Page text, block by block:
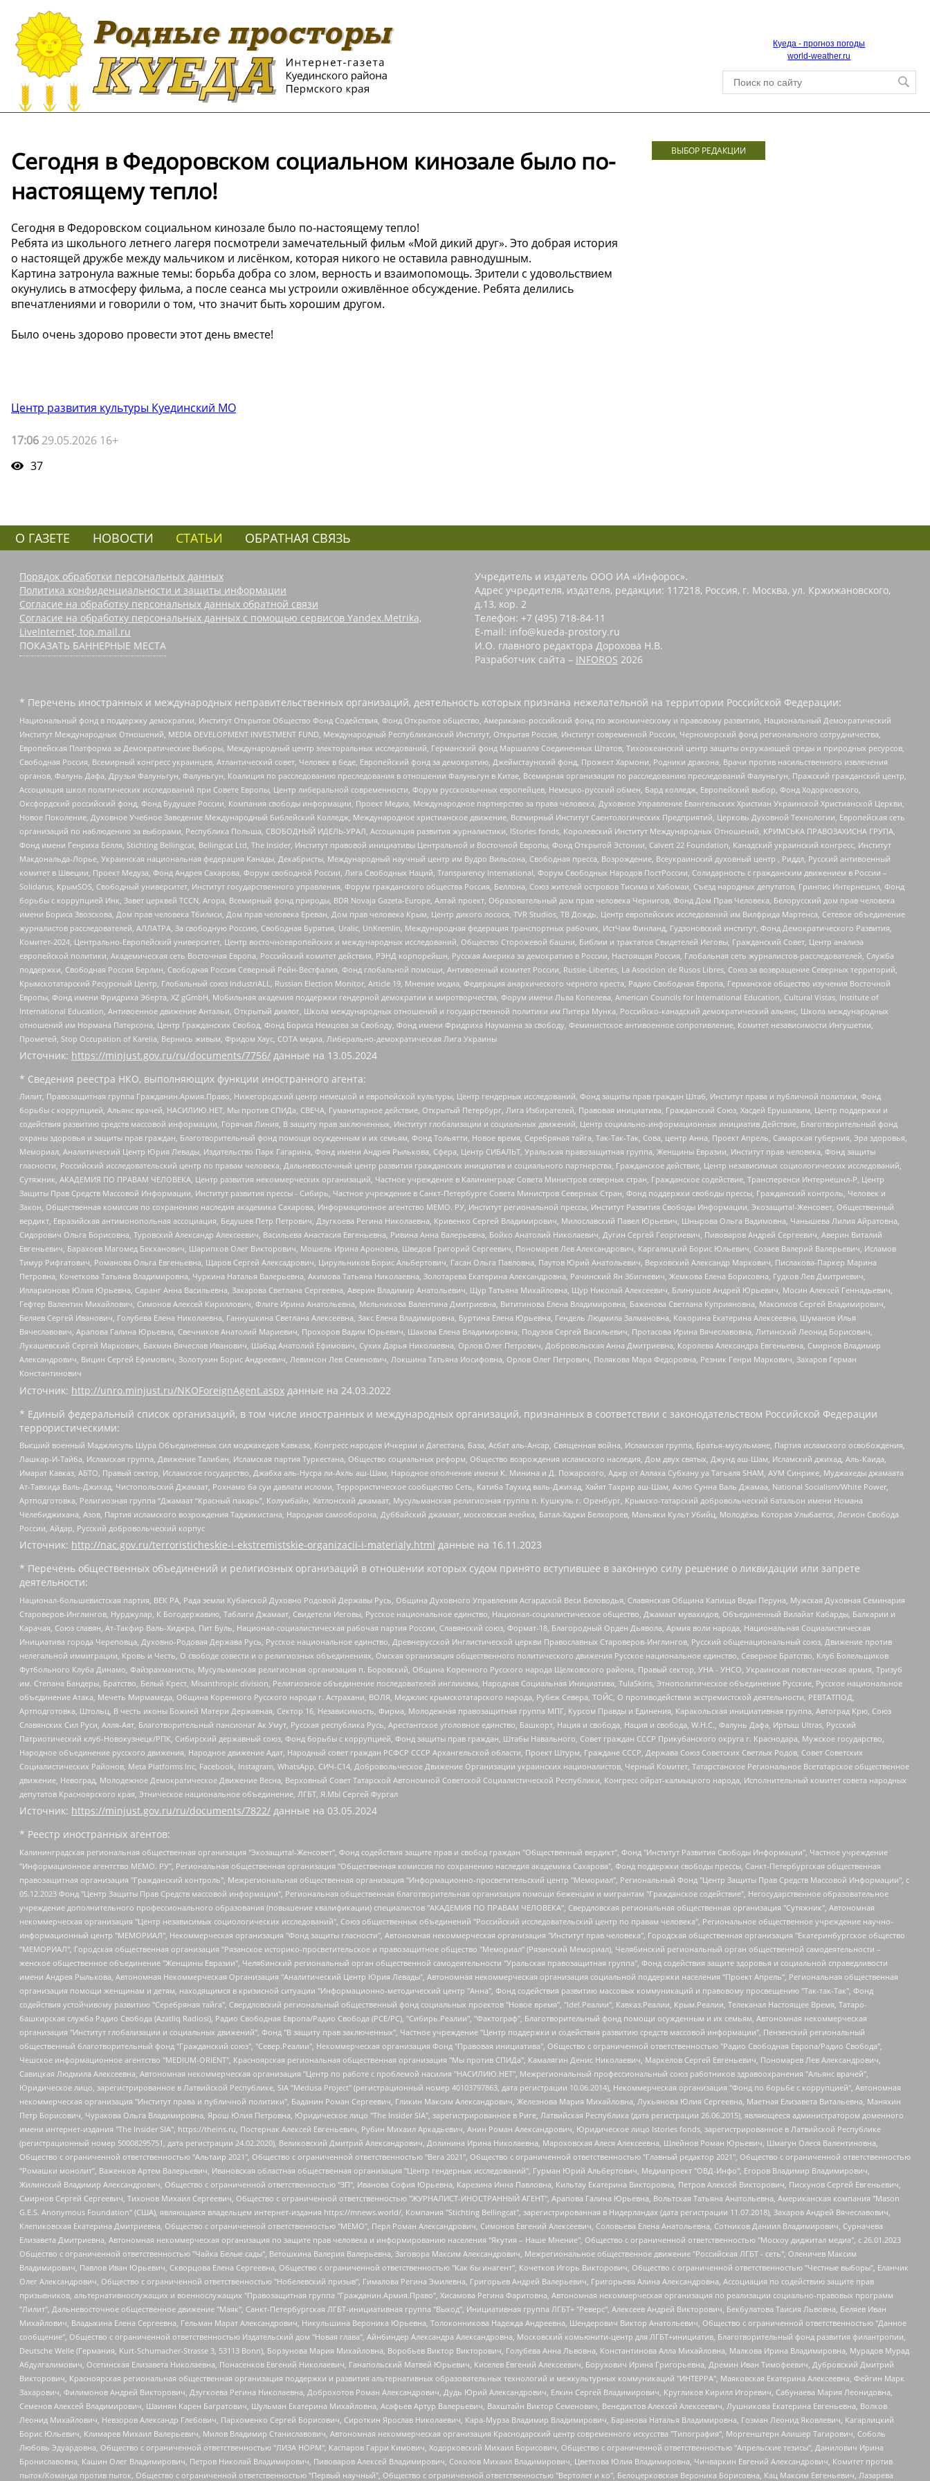
Куеда - прогноз погоды
world-weather.ru
Сегодня в Федоровском социальном кинозале было по-
настоящему тепло!
Сегодня в Федоровском социальном кинозале было по-настоящему тепло!
Ребята из школьного летнего лагеря посмотрели замечательный фильм «Мой дикий друг». Это добрая история
о настоящей дружбе между мальчиком и лисёнком, которая никого не оставила равнодушным.
Картина затронула важные темы: борьба добра со злом, верность и взаимопомощь. Зрители с удовольствием
окунулись в атмосферу фильма, а после сеанса мы устроили оживлённое обсуждение. Ребята делились
впечатлениями и говорили о том, что значит быть хорошим другом.
Было очень здорово провести этот день вместе!
Центр развития культуры Куединский МО
17:06 29.05.2026 16+
37
ВЫБОР РЕДАКЦИИ
О ГАЗЕТЕ НОВОСТИ СТАТЬИ ОБРАТНАЯ СВЯЗЬ
Порядок обработки персональных данных
Политика конфиденциальности и защиты информации
Согласие на обработку персональных данных обратной связи
Согласие на обработку персональных данных с помощью сервисов Yandex.Metrika,
LiveInternet, top.mail.ru
ПОКАЗАТЬ БАННЕРНЫЕ МЕСТА
Учредитель и издатель ООО ИА «Инфорос».
Адрес учредителя, издателя, редакции: 117218, Россия, г. Москва, ул. Кржижановского,
д.13, кор. 2
Телефон: +7 (495) 718-84-11
E-mail: info@kueda-prostory.ru
И.О. главного редактора Дорохова Н.В.
Разработчик сайта – INFOROS 2026
* Перечень иностранных и международных неправительственных организаций, деятельность которых признана нежелательной на территории Российской Федерации:
Национальный фонд в поддержку демократии, Институт Открытое Общество Фонд Содействия, Фонд Открытое общество, Американо-российский фонд по экономическому и правовому развитию, Национальный Демократический
Институт Международных Отношений, MEDIA DEVELOPMENT INVESTMENT FUND, Международный Республиканский Институт, Открытая Россия, Институт современной России, Черноморский фонд регионального сотрудничества,
Европейская Платформа за Демократические Выборы, Международный центр электоральных исследований, Германский фонд Маршалла Соединенных Штатов, Тихоокеанский центр защиты окружающей среды и природных ресурсов,
Свободная Россия, Всемирный конгресс украинцев, Атлантический совет, Человек в беде, Европейский фонд за демократию, Джеймстаунский фонд, Прожект Хармони, Родники дракона, Врачи против насильственного извлечения
органов, Фалунь Дафа, Друзья Фалуньгун, Фалуньгун, Коалиция по расследованию преследования в отношении Фалуньгун в Китае, Всемирная организация по расследованию преследований Фалуньгун, Пражский гражданский центр,
Ассоциация школ политических исследований при Совете Европы, Центр либеральной современности, Форум русскоязычных европейцев, Немецко-русский обмен, Бард колледж, Европейский выбор, Фонд Ходорковского,
Оксфордский российский фонд, Фонд Будущее России, Компания свободы информации, Проект Медиа, Международное партнерство за права человека, Духовное Управление Евангельских Христиан Украинской Христианской Церкви,
Новое Поколение, Духовное Учебное Заведение Международный Библейский Колледж, Международное христианское движение, Всемирный Институт Саентологических Предприятий, Церковь Духовной Технологии, Европейская сеть
организаций по наблюдению за выборами, Республика Польша, СВОБОДНЫЙ ИДЕЛЬ-УРАЛ, Ассоциация развития журналистики, IStories fonds, Королевский Институт Международных Отношений, КРИМСЬКА ПРАВОЗАХИСНА ГРУПА,
Фонд имени Генриха Бёлля, Stichting Bellingcat, Bellingcat Ltd, The Insider, Институт правовой инициативы Центральной и Восточной Европы, Фонд Открытой Эстонии, Calvert 22 Foundation, Канадский украинский конгресс, Институт
Макдональда-Лорье, Украинская национальная федерация Канады, Декабристы, Международный научный центр им Вудро Вильсона, Свободная пресса, Возрождение, Всеукраинский духовный центр , Риддл, Русский антивоенный
комитет в Швеции, Проект Медуза, Фонд Андрея Сахарова, Форум свободной России, Лига Свободных Наций, Transparеncy International, Форум Свободных Народов ПостРоссии, Солидарность с гражданским движением в России –
Solidarus, КрымSOS, Свободный университет, Институт государственного управления, Форум гражданского общества Россия, Беллона, Союз жителей островов Тисима и Хабомаи, Съезд народных депутатов, Гринпис Интернешнл, Фонд
борьбы с коррупцией Инк, Завет церквей TCCN, Агора, Всемирный фонд природы, BDR Novaja Gazeta-Europe, Алтай проект, Образовательный дом прав человека Чернигов, Фонд Дом Прав Человека, Белорусский дом прав человека
имени Бориса Звозскова, Дом прав человека Тбилиси, Дом прав человека Ереван, Дом прав человека Крым, Центр дикого лосося, TVR Studios, ТВ Дождь, Центр европейских исследований им Вилфрида Мартенса, Сетевое объединение
журналистов расследователей, АЛЛАТРА, За свободную Россию, Свободная Бурятия, Uralic, UnKremlin, Международная федерация транспортных рабочих, ИстЧам Финланд, Гудзоновский институт, Фонд Демократического Развития,
Комитет-2024, Центрально-Европейский университет, Центр восточноевропейских и международных исследований, Общество Сторожевой башни, Библии и трактатов Свидетелей Иеговы, Гражданский Совет, Центр анализа
европейской политики, Академическая сеть Восточная Европа, Российский комитет действия, РЭНД корпорейшн, Русская Америка за демократию в России, Настоящая Россия, Глобальная сеть журналистов-расследователей, Служба
поддержки, Свободная Россия Берлин, Свободная Россия Северный Рейн-Вестфалия, Фонд глобальной помощи, Антивоенный комитет России, Russie-Libertes, La Asocicion de Rusos Libres, Союз за возвращение Северных территорий,
Крымскотатарский Ресурсный Центр, Глобальный союз IndustriALL, Russian Election Monitor, Article 19, Мнение медиа, Федерация анархического черного креста, Радио Свободная Европа, Германское общество изучения Восточной
Европы, Фонд имени Фридриха Эберта, XZ gGmbH, Мобильная академия поддержки гендерной демократии и миротворчества, Форум имени Льва Копелева, American Councils for International Education, Cultural Vistas, Institute of
International Education, Антивоенное движение Антальи, Открытый диалог, Школа международных отношений и государственной политики им Питера Мунка, Российско-канадский демократический альянс, Школа международных
отношений им Нормана Патерсона, Центр Гражданских Свобод, Фонд Бориса Немцова за Свободу, Фонд имени Фридриха Науманна за свободу, Феминистское антивоенное сопротивление, Комитет независимости Ингушетии,
Прометей, Stop Occupation of Karelia, Вернись живым, Фридом Хаус, СОТА медиа, Либерально-демократическая Лига Украины
Источник: https://minjust.gov.ru/ru/documents/7756/ данные на 13.05.2024
* Сведения реестра НКО, выполняющих функции иностранного агента:
Лилит, Правозащитная группа Гражданин.Армия.Право, Нижегородский центр немецкой и европейской культуры, Центр гендерных исследований, Фонд защиты прав граждан Штаб, Институт права и публичной политики, Фонд
борьбы с коррупцией, Альянс врачей, НАСИЛИЮ.НЕТ, Мы против СПИДа, СВЕЧА, Гуманитарное действие, Открытый Петербург, Лига Избирателей, Правовая инициатива, Гражданский Союз, Хасдей Ерушалаим, Центр поддержки и
содействия развитию средств массовой информации, Горячая Линия, В защиту прав заключенных, Институт глобализации и социальных движений, Центр социально-информационных инициатив Действие, Благотворительный фонд
охраны здоровья и защиты прав граждан, Благотворительный фонд помощи осужденным и их семьям, Фонд Тольятти, Новое время, Серебряная тайга, Так-Так-Так, Сова, центр Анна, Проект Апрель, Самарская губерния, Эра здоровья,
Мемориал, Аналитический Центр Юрия Левады, Издательство Парк Гагарина, Фонд имени Андрея Рылькова, Сфера, Центр СИБАЛЬТ, Уральская правозащитная группа, Женщины Евразии, Институт прав человека, Фонд защиты
гласности, Российский исследовательский центр по правам человека, Дальневосточный центр развития гражданских инициатив и социального партнерства, Гражданское действие, Центр независимых социологических исследований,
Сутяжник, АКАДЕМИЯ ПО ПРАВАМ ЧЕЛОВЕКА, Центр развития некоммерческих организаций, Частное учреждение в Калининграде Совета Министров северных стран, Гражданское содействие, Трансперенси Интернешнл-Р, Центр
Защиты Прав Средств Массовой Информации, Институт развития прессы - Сибирь, Частное учреждение в Санкт-Петербурге Совета Министров Северных Стран, Фонд поддержки свободы прессы, Гражданский контроль, Человек и
Закон, Общественная комиссия по сохранению наследия академика Сахарова, Информационное агентство МЕМО. РУ, Институт региональной прессы, Институт Развития Свободы Информации, Экозащита!-Женсовет, Общественный
вердикт, Евразийская антимонопольная ассоциация, Бедушев Петр Петрович, Дзугкоева Регина Николаевна, Кривенко Сергей Владимирович, Милославский Павел Юрьевич, Шнырова Ольга Вадимовна, Чанышева Лилия Айратовна,
Сидорович Ольга Борисовна, Туровский Александр Алексеевич, Васильева Анастасия Евгеньевна, Ривина Анна Валерьевна, Бойко Анатолий Николаевич, Дугин Сергей Георгиевич, Пивоваров Андрей Сергеевич, Аверин Виталий
Евгеньевич, Барахоев Магомед Бекханович, Шарипков Олег Викторович, Мошель Ирина Ароновна, Шведов Григорий Сергеевич, Пономарев Лев Александрович, Каргалицкий Борис Юльевич, Созаев Валерий Валерьевич, Исламов
Тимур Рифгатович, Романова Ольга Евгеньевна, Щаров Сергей Алексадрович, Цирульников Борис Альбертович, Гасан Ольга Павловна, Паутов Юрий Анатольевич, Верховский Александр Маркович, Пислакова-Паркер Марина
Петровна, Кочеткова Татьяна Владимировна, Чуркина Наталья Валерьевна, Акимова Татьяна Николаевна, Золотарева Екатерина Александровна, Рачинский Ян Збигневич, Жемкова Елена Борисовна, Гудков Лев Дмитриевич,
Илларионова Юлия Юрьевна, Саранг Анна Васильевна, Захарова Светлана Сергеевна, Аверин Владимир Анатольевич, Щур Татьяна Михайловна, Щур Николай Алексеевич, Блинушов Андрей Юрьевич, Мосин Алексей Геннадьевич,
Гефтер Валентин Михайлович, Симонов Алексей Кириллович, Флиге Ирина Анатольевна, Мельникова Валентина Дмитриевна, Вититинова Елена Владимировна, Баженова Светлана Куприяновна, Максимов Сергей Владимирович,
Беляев Сергей Иванович, Голубева Елена Николаевна, Ганнушкина Светлана Алексеевна, Закс Елена Владимировна, Буртина Елена Юрьевна, Гендель Людмила Залмановна, Кокорина Екатерина Алексеевна, Шуманов Илья
Вячеславович, Арапова Галина Юрьевна, Свечников Анатолий Мариевич, Прохоров Вадим Юрьевич, Шахова Елена Владимировна, Подузов Сергей Васильевич, Протасова Ирина Вячеславовна, Литинский Леонид Борисович,
Лукашевский Сергей Маркович, Бахмин Вячеслав Иванович, Шабад Анатолий Ефимович, Сухих Дарья Николаевна, Орлов Олег Петрович, Добровольская Анна Дмитриевна, Королева Александра Евгеньевна, Смирнов Владимир
Александрович, Вицин Сергей Ефимович, Золотухин Борис Андреевич, Левинсон Лев Семенович, Локшина Татьяна Иосифовна, Орлов Олег Петрович, Полякова Мара Федоровна, Резник Генри Маркович, Захаров Герман
Константинович
Источник: http://unro.minjust.ru/NKOForeignAgent.aspx данные на 24.03.2022
* Единый федеральный список организаций, в том числе иностранных и международных организаций, признанных в соответствии с законодательством Российской Федерации
террористическими:
Высший военный Маджлисуль Шура Объединенных сил моджахедов Кавказа, Конгресс народов Ичкерии и Дагестана, База, Асбат аль-Ансар, Священная война, Исламская группа, Братья-мусульмане, Партия исламского освобождения,
Лашкар-И-Тайба, Исламская группа, Движение Талибан, Исламская партия Туркестана, Общество социальных реформ, Общество возрождения исламского наследия, Дом двух святых, Джунд аш-Шам, Исламский джихад, Аль-Каида,
Имарат Кавказ, АБТО, Правый сектор, Исламское государство, Джабха аль-Нусра ли-Ахль аш-Шам, Народное ополчение имени К. Минина и Д. Пожарского, Аджр от Аллаха Субхану уа Тагьаля SHAM, АУМ Синрике, Муджахеды джамаата
Ат-Тавхида Валь-Джихад, Чистопольский Джамаат, Рохнамо ба суи давлати исломи, Террористическое сообщество Сеть, Катиба Таухид валь-Джихад, Хайят Тахрир аш-Шам, Ахлю Сунна Валь Джамаа, National Socialism/White Power,
Артподготовка, Религиозная группа “Джамаат “Красный пахарь”, Колумбайн, Хатлонский джамаат, Мусульманская религиозная группа п. Кушкуль г. Оренбург, Крымско-татарский добровольческий батальон имени Номана
Челебиджихана, Азов, Партия исламского возрождения Таджикистана, Народная самооборона, Дуббайский джамаат, московская ячейка, Батал-Хаджи Белхороев, Маньяки Культ Убийц, Молодёжь Которая Улыбается, Легион Свобода
России, Айдар, Русский добровольческий корпус
Источник: http://nac.gov.ru/terroristicheskie-i-ekstremistskie-organizacii-i-materialy.html данные на 16.11.2023
* Перечень общественных объединений и религиозных организаций в отношении которых судом принято вступившее в законную силу решение о ликвидации или запрете
деятельности:
Национал-большевистская партия, ВЕК РА, Рада земли Кубанской Духовно Родовой Державы Русь, Община Духовного Управления Асгардской Веси Беловодья, Славянская Община Капища Веды Перуна, Мужская Духовная Семинария
Староверов-Инглингов, Нурджулар, К Богодержавию, Таблиги Джамаат, Свидетели Иеговы, Русское национальное единство, Национал-социалистическое общество, Джамаат мувахидов, Объединенный Вилайат Кабарды, Балкарии и
Карачая, Союз славян, Ат-Такфир Валь-Хиджра, Пит Буль, Национал-социалистическая рабочая партия России, Славянский союз, Формат-18, Благородный Орден Дьявола, Армия воли народа, Национальная Социалистическая
Инициатива города Череповца, Духовно-Родовая Держава Русь, Русское национальное единство, Древнерусской Инглистической церкви Православных Староверов-Инглингов, Русский общенациональный союз, Движение против
нелегальной иммиграции, Кровь и Честь, О свободе совести и о религиозных объединениях, Омская организация общественного политического движения Русское национальное единство, Северное Братство, Клуб Болельщиков
Футбольного Клуба Динамо, Файзрахманисты, Мусульманская религиозная организация п. Боровский, Община Коренного Русского народа Щелковского района, Правый сектор, УНА - УНСО, Украинская повстанческая армия, Тризуб
им. Степана Бандеры, Братство, Белый Крест, Misanthropic division, Религиозное объединение последователей инглиизма, Народная Социальная Инициатива, TulaSkins, Этнополитическое объединение Русские, Русское национальное
объединение Атака, Мечеть Мирмамеда, Община Коренного Русского народа г. Астрахани, ВОЛЯ, Меджлис крымскотатарского народа, Рубеж Севера, ТОЙС, О противодействии экстремистской деятельности, РЕВТАТПОД,
Артподготовка, Штольц, В честь иконы Божией Матери Державная, Сектор 16, Независимость, Фирма, Молодежная правозащитная группа МПГ, Курсом Правды и Единения, Каракольская инициативная группа, Автоград Крю, Союз
Славянских Сил Руси, Алля-Аят, Благотворительный пансионат Ак Умут, Русская республика Русь, Арестантское уголовное единство, Башкорт, Нация и свобода, Нация и свобода, W.H.С., Фалунь Дафа, Иртыш Ultras, Русский
Патриотический клуб-Новокузнецк/РПК, Сибирский державный союз, Фонд борьбы с коррупцией, Фонд защиты прав граждан, Штабы Навального, Совет граждан СССР Прикубанского округа г. Краснодара, Мужское государство,
Народное объединение русского движения, Народное движение Адат, Народный совет граждан РСФСР СССР Архангельской области, Проект Штурм, Граждане СССР, Держава Союз Советских Светлых Родов, Совет Советских
Социалистических Районов, Meta Platforms Inc, Facebook, Instagram, WhatsApp, СИЧ-С14, Добровольческое Движение Организации украинских националистов, Черный Комитет, Татарстанское Региональное Всетатарское общественное
движение, Невоград, Молодежное Демократическое Движение Весна, Верховный Совет Татарской Автономной Советской Социалистической Республики, Конгресс ойрат-калмыцкого народа, Исполнительный комитет совета народных
депутатов Красноярского края, Этническое национальное объединение, ЛГБТ, Я.МЫ Сергей Фургал
Источник: https://minjust.gov.ru/ru/documents/7822/ данные на 03.05.2024
* Реестр иностранных агентов:
Калининградская региональная общественная организация "Экозащита!-Женсовет", Фонд содействия защите прав и свобод граждан "Общественный вердикт", Фонд "Институт Развития Свободы Информации", Частное учреждение "Информационное агентство МЕМО. РУ", Региональная общественная организация "Общественная комиссия по сохранению наследия академика Сахарова", Фонд поддержки свободы прессы, Санкт-Петербургская общественная правозащитная организация "Гражданский контроль", Межрегиональная общественная организация "Информационно-просветительский центр "Мемориал", Региональный Фонд "Центр Защиты Прав Средств Массовой Информации", с 05.12.2023 Фонд "Центр Защиты Прав Средств массовой информации", Региональная общественная благотворительная организация помощи беженцам и мигрантам "Гражданское содействие", Негосударственное образовательное учреждение дополнительного профессионального образования (повышение квалификации) специалистов "АКАДЕМИЯ ПО ПРАВАМ ЧЕЛОВЕКА", Свердловская региональная общественная организация "Сутяжник", Автономная некоммерческая организация "Центр независимых социологических исследований", Союз общественных объединений "Российский исследовательский центр по правам человека", Региональное общественное учреждение научно-информационный центр "МЕМОРИАЛ", Некоммерческая организация "Фонд защиты гласности", Автономная некоммерческая организация "Институт прав человека", Городская общественная организация "Екатеринбургское общество "МЕМОРИАЛ", Городская общественная организация "Рязанское историко-просветительское и правозащитное общество "Мемориал" (Рязанский Мемориал), Челябинский региональный орган общественной самодеятельности – женское общественное объединение "Женщины Евразии", Челябинский региональный орган общественной самодеятельности "Уральская правозащитная группа", Фонд содействия защите здоровья и социальной справедливости имени Андрея Рылькова, Автономная Некоммерческая Организация "Аналитический Центр Юрия Левады", Автономная некоммерческая организация социальной поддержки населения "Проект Апрель", Региональная общественная организация помощи женщинам и детям, находящимся в кризисной ситуации "Информационно-методический центр "Анна", Фонд содействия развитию массовых коммуникаций и правовому просвещению "Так-так-Так", Фонд содействия устойчивому развитию "Серебряная тайга", Свердловский региональный общественный фонд социальных проектов "Новое время", "Idel.Реалии", Кавказ.Реалии, Крым.Реалии, Телеканал Настоящее Время, Татаро-башкирская служба Радио Свобода (Azatliq Radiosi), Радио Свободная Европа/Радио Свобода (PCE/PC), "Сибирь.Реалии", "Фактограф", Благотворительный фонд помощи осужденным и их семьям, Автономная некоммерческая организация "Институт глобализации и социальных движений", Фонд "В защиту прав заключенных", Частное учреждение "Центр поддержки и содействия развитию средств массовой информации", Пензенский региональный общественный благотворительный фонд "Гражданский союз", "Север.Реалии", Некоммерческая организация Фонд "Правовая инициатива", Общество с ограниченной ответственностью "Радио Свободная Европа/Радио Свобода", Чешское информационное агентство "MEDIUM-ORIENT", Красноярская региональная общественная организация "Мы против СПИДа", Камалягин Денис Николаевич, Маркелов Сергей Евгеньевич, Пономарев Лев Александрович, Савицкая Людмила Алексеевна, Автономная некоммерческая организация "Центр по работе с проблемой насилия "НАСИЛИЮ.НЕТ", Межрегиональный профессиональный союз работников здравоохранения "Альянс врачей", Юридическое лицо, зарегистрированное в Латвийской Республике, SIA "Medusa Project" (регистрационный номер 40103797863, дата регистрации 10.06.2014), Некоммерческая организация "Фонд по борьбе с коррупцией", Автономная некоммерческая организация "Институт права и публичной политики", Баданин Роман Сергеевич, Гликин Максим Александрович, Железнова Мария Михайловна, Лукьянова Юлия Сергеевна, Маетная Елизавета Витальевна, Маняхин Петр Борисович, Чуракова Ольга Владимировна, Ярош Юлия Петровна, Юридическое лицо "The Insider SIA", зарегистрированное в Риге, Латвийская Республика (дата регистрации 26.06.2015), являющееся администратором доменного имени интернет-издания "The Insider SIA", https://theins.ru, Постернак Алексей Евгеньевич, Рубин Михаил Аркадьевич, Анин Роман Александрович, Юридическое лицо Istories fonds, зарегистрированное в Латвийской Республике (регистрационный номер 50008295751, дата регистрации 24.02.2020), Великовский Дмитрий Александрович, Долинина Ирина Николаевна, Мароховская Алеся Алексеевна, Шлейнов Роман Юрьевич, Шмагун Олеся Валентиновна, Общество с ограниченной ответственностью "Альтаир 2021", Общество с ограниченной ответственностью "Вега 2021", Общество с ограниченной ответственностью "Главный редактор 2021", Общество с ограниченной ответственностью "Ромашки монолит", Важенков Артем Валерьевич, Ивановская областная общественная организация "Центр гендерных исследований", Гурман Юрий Альбертович, Медиапроект "ОВД-Инфо", Егоров Владимир Владимирович, Жилинский Владимир Александрович, Общество с ограниченной ответственностью "ЗП", Иванова София Юрьевна, Карезина Инна Павловна, Кильтау Екатерина Викторовна, Петров Алексей Викторович, Пискунов Сергей Евгеньевич, Смирнов Сергей Сергеевич, Тихонов Михаил Сергеевич, Общество с ограниченной ответственностью "ЖУРНАЛИСТ-ИНОСТРАННЫЙ АГЕНТ", Арапова Галина Юрьевна, Вольтская Татьяна Анатольевна, Американская компания "Mason G.E.S. Anonymous Foundation" (США), являющаяся владельцем интернет-издания https://mnews.world/, Компания "Stichting Bellingcat", зарегистрированная в Нидерландах (дата регистрации 11.07.2018), Захаров Андрей Вячеславович, Клепиковская Екатерина Дмитриевна, Общество с ограниченной ответственностью "МЕМО", Перл Роман Александрович, Симонов Евгений Алексеевич, Соловьева Елена Анатольевна, Сотников Даниил Владимирович, Сурначева Елизавета Дмитриевна, Автономная некоммерческая организация по защите прав человека и информированию населения "Якутия – Наше Мнение", Общество с ограниченной ответственностью "Москоу диджитал медиа", с 26.01.2023 Общество с ограниченной ответственностью "Чайка Белые сады", Ветошкина Валерия Валерьевна, Заговора Максим Александрович, Межрегиональное общественное движение "Российская ЛГБТ - сеть", Оленичев Максим Владимирович, Павлов Иван Юрьевич, Скворцова Елена Сергеевна, Общество с ограниченной ответственностью "Как бы инагент", Кочетков Игорь Викторович, Общество с ограниченной ответственностью "Честные выборы", Еланчик Олег Александрович, Общество с ограниченной ответственностью "Нобелевский призыв", Гималова Регина Эмилевна, Григорьев Андрей Валерьевич, Григорьева Алина Александровна, Ассоциация по содействию защите прав призывников, альтернативнослужащих и военнослужащих "Правозащитная группа "Гражданин.Армия.Право", Хисамова Регина Фаритовна, Автономная некоммерческая организация по реализации социально-правовых программ "Лилит", Дальневосточное общественное движение "Маяк", Санкт-Петербургская ЛГБТ-инициативная группа "Выход", Инициативная группа ЛГБТ+ "Реверс", Алексеев Андрей Викторович, Бекбулатова Таисия Львовна, Беляев Иван Михайлович, Владыкина Елена Сергеевна, Гельман Марат Александрович, Никульшина Вероника Юрьевна, Толоконникова Надежда Андреевна, Шендерович Виктор Анатольевич, Общество с ограниченной ответственностью "Данное сообщение", Общество с ограниченной ответственностью Издательский дом "Новая глава", Айнбиндер Александра Александровна, Московский комьюнити-центр для ЛГБТ+инициатив, Благотворительный фонд развития филантропии, Deutsche Welle (Германия, Kurt-Schumacher-Strasse 3, 53113 Bonn), Борзунова Мария Михайловна, Воробьев Виктор Викторович, Голубева Анна Львовна, Константинова Алла Михайловна, Малкова Ирина Владимировна, Мурадов Мурад Абдулгалимович, Осетинская Елизавета Николаевна, Понасенков Евгений Николаевич, Ганапольский Матвей Юрьевич, Киселев Евгений Алексеевич, Борухович Ирина Григорьевна, Дремин Иван Тимофеевич, Дубровский Дмитрий Викторович, Красноярская региональная общественная организация поддержки и развития альтернативных образовательных технологий и межкультурных коммуникаций "ИНТЕРРА", Маяковская Екатерина Алексеевна, Фейгин Марк Захарович, Филимонов Андрей Викторович, Дзугкоева Регина Николаевна, Доброхотов Роман Александрович, Дудь Юрий Александрович, Елкин Сергей Владимирович, Кругликов Кирилл Игоревич, Сабунаева Мария Леонидовна, Семенов Алексей Владимирович, Шаинян Карен Багратович, Шульман Екатерина Михайловна, Асафьев Артур Валерьевич, Вахштайн Виктор Семенович, Венедиктов Алексей Алексеевич, Лушникова Екатерина Евгеньевна, Волков Леонид Михайлович, Невзоров Александр Глебович, Пархоменко Сергей Борисович, Сироткин Ярослав Николаевич, Кара-Мурза Владимир Владимирович, Баранова Наталья Владимировна, Гозман Леонид Яковлевич, Кагарлицкий Борис Юльевич, Климарев Михаил Валерьевич, Милов Владимир Станиславович, Автономная некоммерческая организация Краснодарский центр современного искусства "Типография", Моргенштерн Алишер Тагирович, Соболь Любовь Эдуардовна, Общество с ограниченной ответственностью "ЛИЗА НОРМ", Каспаров Гарри Кимович, Ходорковский Михаил Борисович, Общество с ограниченной ответственностью "Апрельские тезисы", Данилович Ирина Брониславовна, Кашин Олег Владимирович, Петров Николай Владимирович, Пивоваров Алексей Владимирович, Соколов Михаил Владимирович, Цветкова Юлия Владимировна, Чичваркин Евгений Александрович, Комитет против пыток/Команда против пыток, Общество с ограниченной ответственностью "Первый научный", Общество с ограниченной ответственностью "Вертолет и ко", Белоцерковская Вероника Борисовна, Кац Максим Евгеньевич, Лазарева Татьяна Юрьевна, Шаведдинов Руслан Табризович, Яшин Илья Валерьевич, Общество с ограниченной ответственностью "Иноагент ААВ", Алешковский Дмитрий Петрович, Альбац Евгения Марковна, Быков Дмитрий Львович, Галямина Юлия Евгеньевна, Лойко Сергей Леонидович, Мартынов Кирилл Константинович, Медведев Сергей Александрович, Крашенинников Федор Геннадиевич, Гордеева Катерина Вл